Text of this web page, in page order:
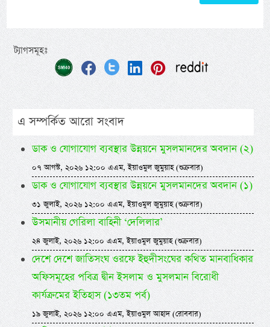
ট্যাগসমূহঃ
এ সম্পর্কিত আরো সংবাদ
ডাক ও যোগাযোগ ব্যবস্থার উন্নয়নে মুসলমানদের অবদান (২)
০৭ আগস্ট, ২০২৬ ১২:০০ এএম, ইয়াওমুল জুমুয়াহ (শুক্রবার)
ডাক ও যোগাযোগ ব্যবস্থার উন্নয়নে মুসলমানদের অবদান (১)
৩১ জুলাই, ২০২৬ ১২:০০ এএম, ইয়াওমুল জুমুয়াহ (শুক্রবার)
উসমানীয় গেরিলা বাহিনী ‘দেলিলার’
২৪ জুলাই, ২০২৬ ১২:০০ এএম, ইয়াওমুল জুমুয়াহ (শুক্রবার)
দেশে দেশে জাতিসংঘ ওরফে ইহুদীসংঘের কথিত মানবাধিকার
অফিসমূহের পবিত্র দ্বীন ইসলাম ও মুসলমান বিরোধী
কার্যক্রমের ইতিহাস (১৩তম পর্ব)
১৯ জুলাই, ২০২৬ ১২:০০ এএম, ইয়াওমুল আহাদ (রোববার)